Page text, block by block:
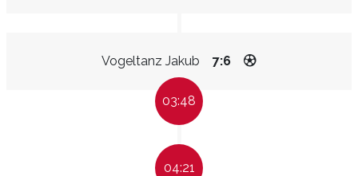
Vogeltanz Jakub 7:6
03:48
04:21